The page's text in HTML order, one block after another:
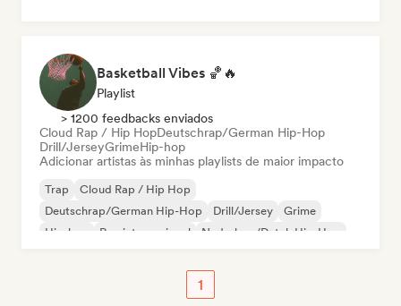
Basketball Vibes 🏀🔥
Playlist
> 1200 feedbacks enviados
Cloud Rap / Hip HopDeutschrap/German Hip-Hop
Drill/JerseyGrimeHip-hop
Adicionar artistas às minhas playlists de maior impacto
Trap
Cloud Rap / Hip Hop
Deutschrap/German Hip-Hop
Drill/Jersey
Grime
Hip-hop
Rap internacional Nederhop/Dutch Hip-Hop
1